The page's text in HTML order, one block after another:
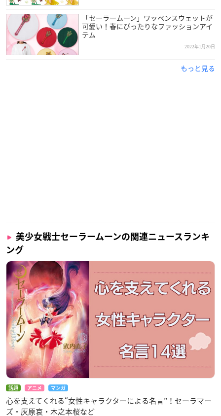
「セーラームーン」ワッペンスウェットが
可愛い！春にぴったりなファッションアイ
テム
2022年1月20日
もっと見る
美少女戦士セーラームーンの関連ニュースランキ
ング
話題 アニメ マンガ
心を支えてくれる“女性キャラクターによる名言”！セーラマー
ズ・灰原哀・木之本桜など